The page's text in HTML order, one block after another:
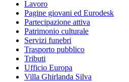
Lavoro
Pagine giovani ed Eurodesk
Partecipazione attiva
Patrimonio culturale
Servizi funebri
Trasporto pubblico
Tributi
Ufficio Europa
Villa Ghirlanda Silva